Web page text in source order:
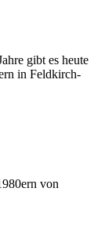
gibt es heute
in Feldkirch-
von